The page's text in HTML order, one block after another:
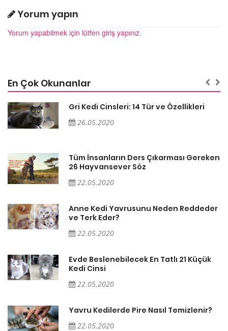
Yorum yapın
Yorum yapabilmek için lütfen giriş yapınız.
En Çok Okunanlar
Gri Kedi Cinsleri: 14 Tür ve Özellikleri
26.05.2020
Tüm İnsanların Ders Çıkarması Gereken
26 Hayvansever Söz
22.05.2020
Anne Kedi Yavrusunu Neden Reddeder
ve Terk Eder?
22.05.2020
Evde Beslenebilecek En Tatlı 21 Küçük
Kedi Cinsi
22.05.2020
Yavru Kedilerde Pire Nasıl Temizlenir?
22.05.2020